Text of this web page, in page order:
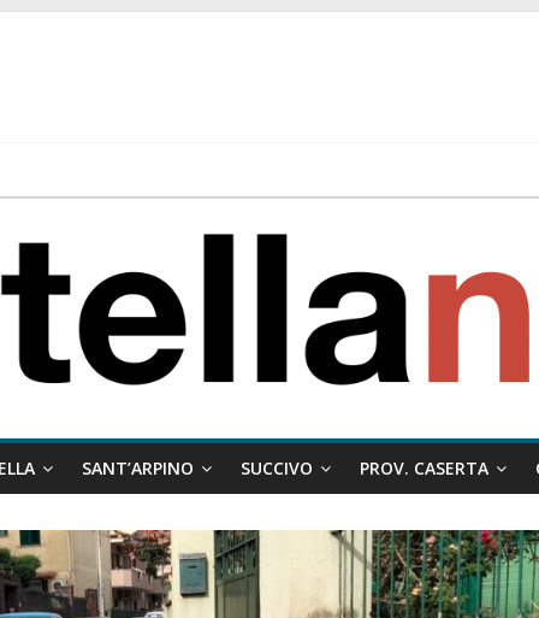
SANT’ARPINO SUCCIVO PROV. CASERTA